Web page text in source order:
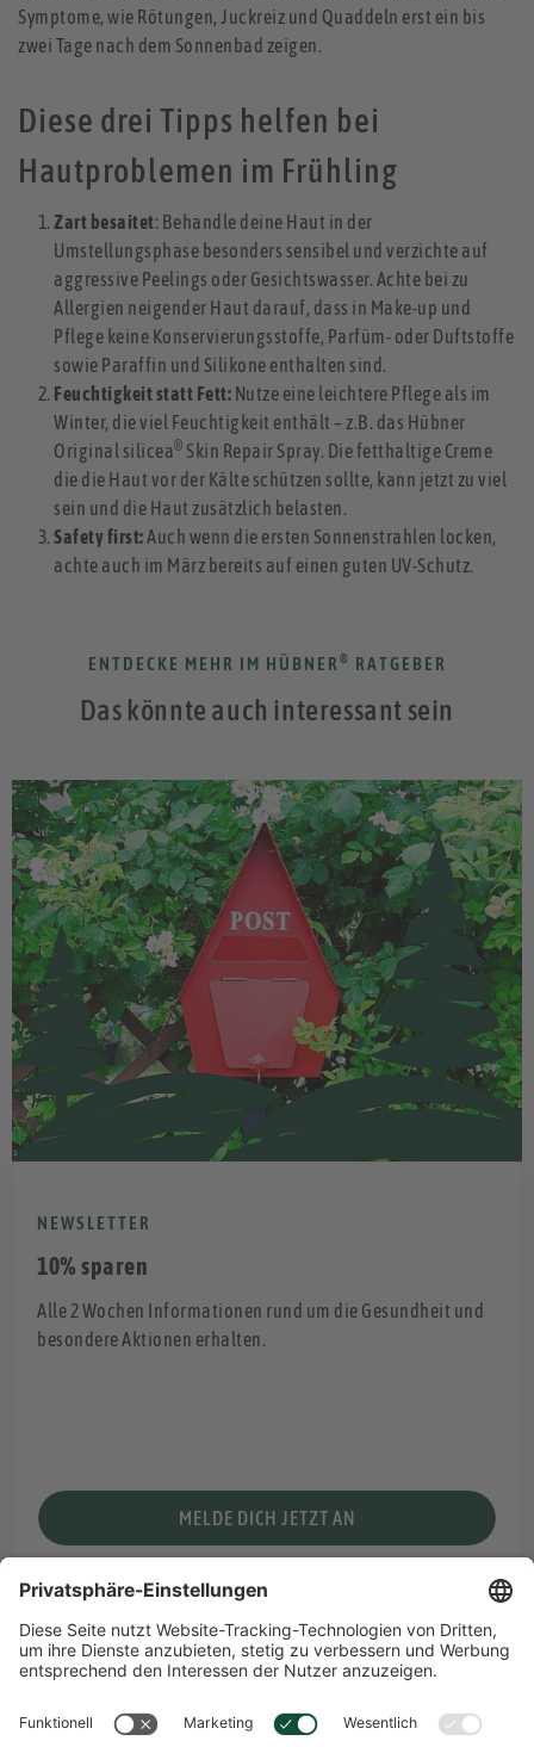
Symptome, wie Rötungen, Juckreiz und Quaddeln erst ein bis
zwei Tage nach dem Sonnenbad zeigen.
Diese drei Tipps helfen bei
Hautproblemen im Frühling
Zart besaitet: Behandle deine Haut in der
Umstellungsphase besonders sensibel und verzichte auf
aggressive Peelings oder Gesichtswasser. Achte bei zu
Allergien neigender Haut darauf, dass in Make-up und
Pflege keine Konservierungsstoffe, Parfüm- oder Duftstoffe
sowie Paraffin und Silikone enthalten sind.
Feuchtigkeit statt Fett: Nutze eine leichtere Pflege als im
Winter, die viel Feuchtigkeit enthält – z.B. das Hübner
Original silicea® Skin Repair Spray. Die fetthaltige Creme
die die Haut vor der Kälte schützen sollte, kann jetzt zu viel
sein und die Haut zusätzlich belasten.
Safety first:Auch wenn die ersten Sonnenstrahlen locken,
achte auch im März bereits auf einen guten UV-Schutz.
ENTDECKE MEHR IM HÜBNER ® RATGEBER
Das könnte auch interessant sein
NEWSLETTER
10% sparen
Alle 2 Wochen Informationen rund um die Gesundheit und
besondere Aktionen erhalten.
MELDE DICH JETZT AN